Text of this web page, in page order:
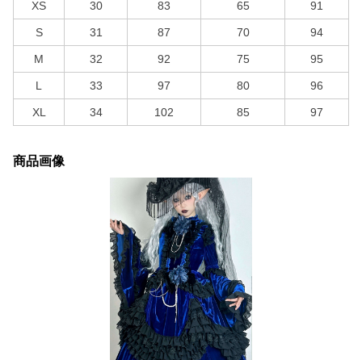
XS 30 83 65 91
S 31 87 70 94
M 32 92 75 95
L 33 97 80 96
XL 34 102 85 97
商品画像